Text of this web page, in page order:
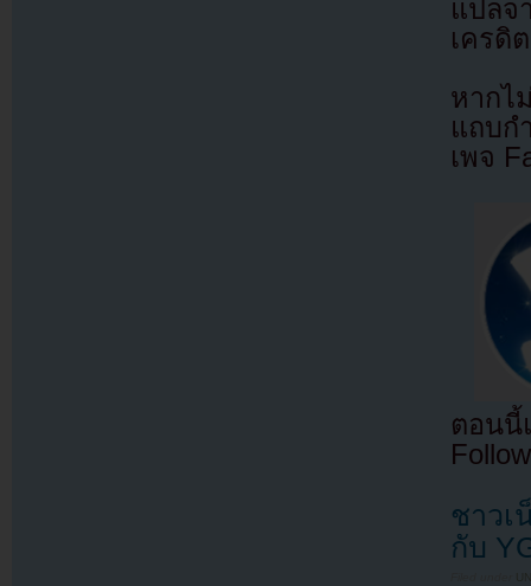
แปล
เครดิ
หากไ
แถบก
เพจ
ตอนนี้
ชาวเ
กับ